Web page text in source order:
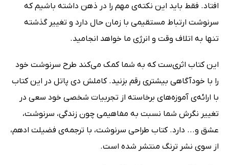
افتاد. فقط باید این نکته‌ی مهم را در ذهن داشته باشیم که
سرنوشت ارتباط مستقیمی با زمان حال دارد و تغییر گذشته
تنها به اتلاف وقت و انرژی ما خواهد انجامید.
این کتاب اثری‌ست که به شما کمک می‌کند طرح سرنوشت خود
را با خودآگاهی بیشتری رقم بزنید. کاملش دی پاتل در این کتاب
با ارائه‌ی آموزه‌های برخاسته از تجربیات شخصی خود سعی در
تغییر نگرش شما نسبت به مفاهیمی چون زندگی، سرنوشت،
عشق و... دارد. کتاب طراحی سرنوشت، با ترجمه‌ی فضیلت ادهم،
از سوی نشر ترنگ منتشر شده است.